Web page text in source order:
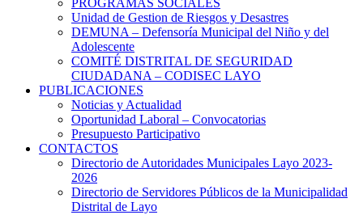
PROGRAMAS SOCIALES
Unidad de Gestion de Riesgos y Desastres
DEMUNA – Defensoría Municipal del Niño y del
Adolescente
COMITÉ DISTRITAL DE SEGURIDAD
CIUDADANA – CODISEC LAYO
PUBLICACIONES
Noticias y Actualidad
Oportunidad Laboral – Convocatorias
Presupuesto Participativo
CONTACTOS
Directorio de Autoridades Municipales Layo 2023-
2026
Directorio de Servidores Públicos de la Municipalidad
Distrital de Layo